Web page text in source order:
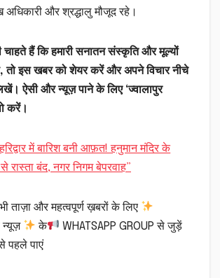
और श्रद्धालु मौजूद रहे।
हैं कि हमारी सनातन संस्कृति और मूल्यों
तो इस खबर को शेयर करें और अपने विचार नीचे
ऐसी और न्यूज़ पाने के लिए ‘ज्वालापुर
करें।
में बारिश बनी आफ़त! हनुमान मंदिर के
रास्ता बंद, नगर निगम बेपरवाह”
ताज़ा और महत्वपूर्ण ख़बरों के लिए
न्यूज़
के
WHATSAPP GROUP से जुड़ें
पहले पाएं